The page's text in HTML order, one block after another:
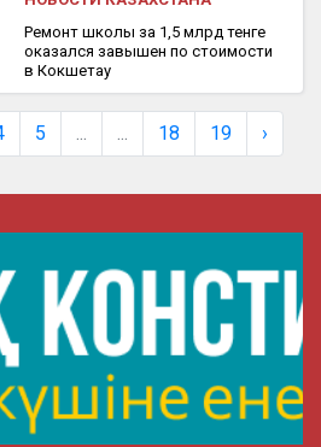
Ремонт школы за 1,5 млрд тенге
оказался завышен по стоимости
в Кокшетау
5 ... ... 18 19 ›